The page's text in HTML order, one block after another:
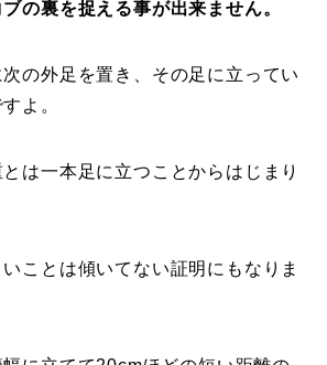
の裏を捉える事が出来ません。
の外足を置き、その足に立ってい
よ。
は一本足に立つことからはじまり
ことは傾いてない証明にもなりま